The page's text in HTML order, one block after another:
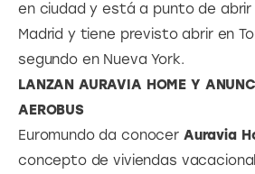
en ciudad y está a punto de
Madrid y tiene previsto abrir en
segundo en Nueva York.
LANZAN AURAVIA HOME Y
AEROBUS
Euromundo da conocer Auravia
concepto de viviendas